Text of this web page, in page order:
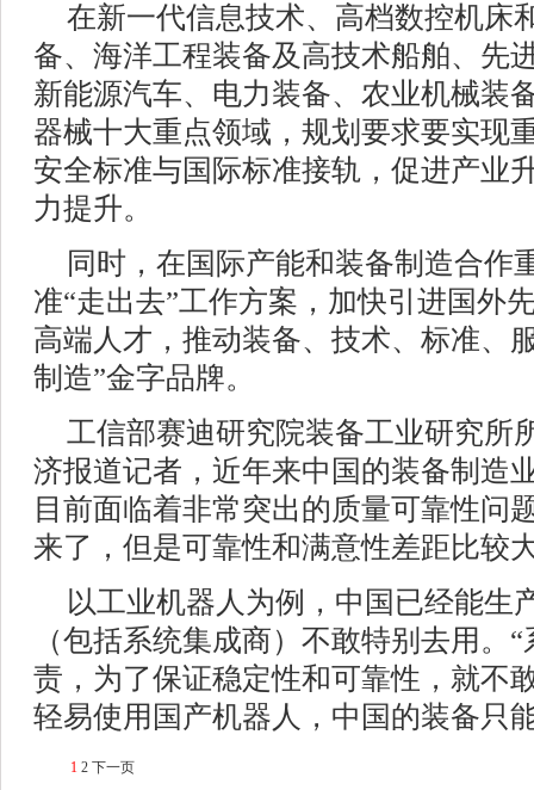
在新一代信息技术、高档数控机床
备、海洋工程装备及高技术船舶、先
新能源汽车、电力装备、农业机械装
器械十大重点领域，规划要求要实现
安全标准与国际标准接轨，促进产业
力提升。
同时，在国际产能和装备制造合作
准“走出去”工作方案，加快引进国外
高端人才，推动装备、技术、标准、
制造”金字品牌。
工信部赛迪研究院装备工业研究所
济报道记者，近年来中国的装备制造
目前面临着非常突出的质量可靠性问
来了，但是可靠性和满意性差距比较
以工业机器人为例，中国已经能生
（包括系统集成商）不敢特别去用。
责，为了保证稳定性和可靠性，就不
轻易使用国产机器人，中国的装备只
1 2 下一页